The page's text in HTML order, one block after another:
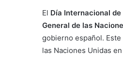
El Día Internacional
General de las
gobierno español.
las Naciones Unidas